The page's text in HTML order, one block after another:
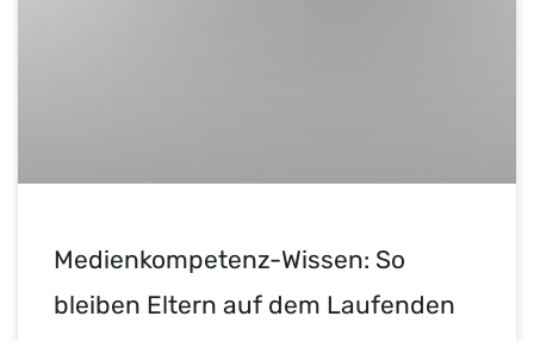
Medienkompetenz-Wissen: So
bleiben Eltern auf dem Laufenden